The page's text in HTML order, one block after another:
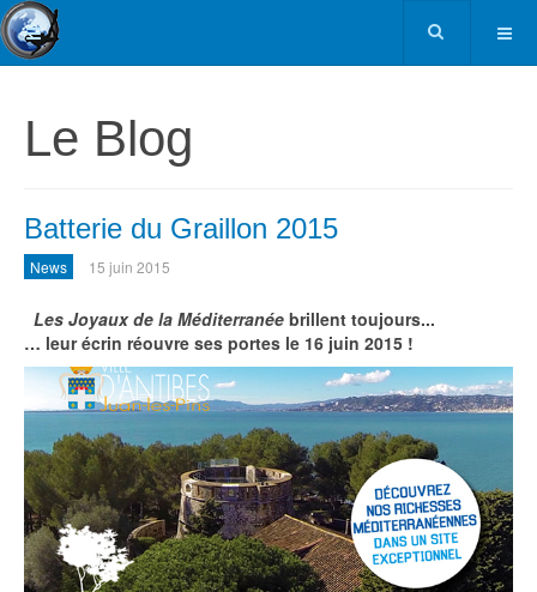
Le Blog
Batterie du Graillon 2015
News 15 juin 2015
Les Joyaux de la Méditerranée brillent toujours...
… leur écrin réouvre ses portes le 16 juin 2015 !